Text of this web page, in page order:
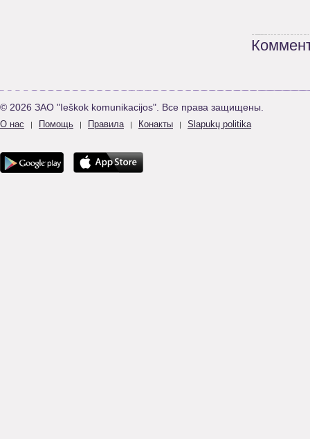
© 2026 ЗАО "Ieškok komunikacijos". Все права защищены.
О нас | Помощь | Правила | Конакты | Slapukų politika